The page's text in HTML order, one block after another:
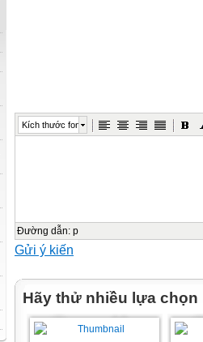
Kích thước font
Đường dẫn: p
Gửi ý kiến
Hãy thử nhiều lựa chọn